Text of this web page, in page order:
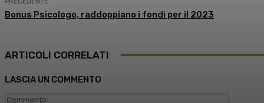
Bonus Psicologo, raddoppiano i fondi per il 2023
ARTICOLI CORRELATI
LASCIA UN COMMENTO